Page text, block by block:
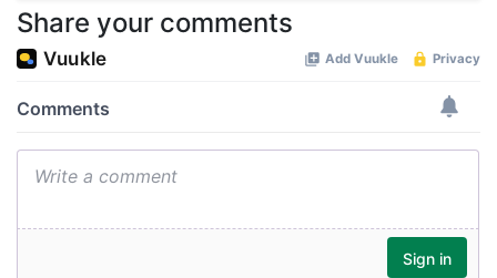
Share your comments